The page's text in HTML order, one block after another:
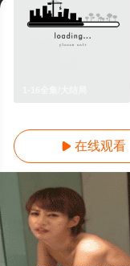
 在线观看